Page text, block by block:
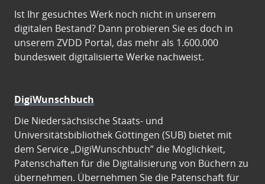
Ist Ihr gesuchtes Werk noch nicht in unserem
digitalen Bestand? Dann probieren Sie es doch in
unserem ZVDD Portal, das mehr als 1.600.000
bundesweit digitalisierte Werke nachweist.
DigiWunschbuch
Die Niedersächsische Staats- und
Universitätsbibliothek Göttingen (SUB) bietet mit
dem Service „DigiWunschbuch” die Möglichkeit,
Patenschaften für die Digitalisierung von Büchern zu
übernehmen. Übernehmen Sie die Patenschaft für